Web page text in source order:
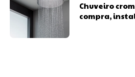
Chuveiro
compra,